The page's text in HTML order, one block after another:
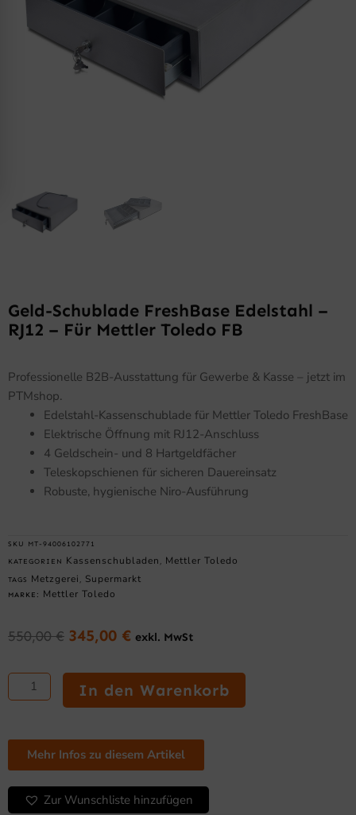
Geld-Schublade FreshBase Edelstahl –
RJ12 – Für Mettler Toledo FB
Professionelle B2B-Ausstattung für Gewerbe & Kasse – jetzt im
PTMshop.
Edelstahl-Kassenschublade für Mettler Toledo FreshBase
Elektrische Öffnung mit RJ12-Anschluss
4 Geldschein- und 8 Hartgeldfächer
Teleskopschienen für sicheren Dauereinsatz
Robuste, hygienische Niro-Ausführung
SKU MT-94006102771
KATEGORIEN Kassenschubladen , Mettler Toledo
TAGS Metzgerei , Supermarkt
MARKE: Mettler Toledo
550,00€ Ursprünglicher
war:
550,00 €
345,00 € Aktueller
ist:
345,00 €.
exkl. MwSt
Geld-
Schublade
FreshBase
–
RJ12
–
für
Mettler
In den Warenkorb
Mehr Infos zu diesem Artikel
Zur Wunschliste hinzufügen